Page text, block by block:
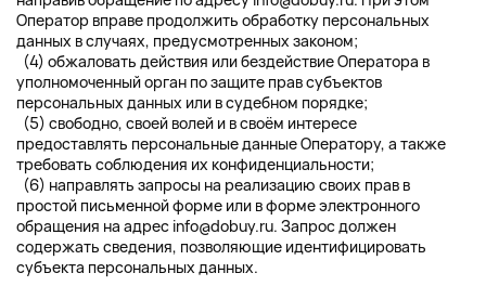
Оператор вправе продолжить обработку персональных
данных в случаях, предусмотренных законом;
(4) обжаловать действия или бездействие Оператора в
уполномоченный орган по защите прав субъектов
персональных данных или в судебном порядке;
(5) свободно, своей волей и в своём интересе
предоставлять персональные данные Оператору, а также
требовать соблюдения их конфиденциальности;
(6) направлять запросы на реализацию своих прав в
простой письменной форме или в форме электронного
обращения на адрес info@dobuy.ru. Запрос должен
содержать сведения, позволяющие идентифицировать
субъекта персональных данных.